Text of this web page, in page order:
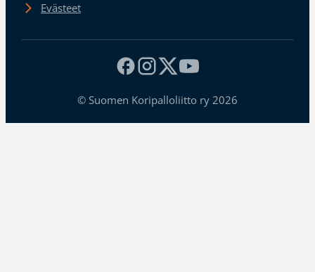
Evästeet
© Suomen Koripalloliitto ry 2026